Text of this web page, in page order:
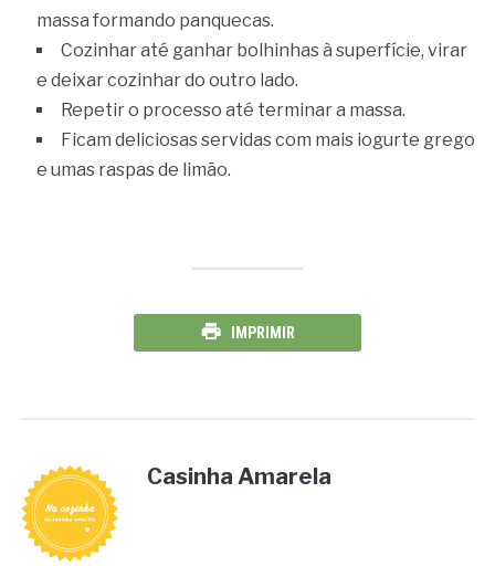
massa formando panquecas.
Cozinhar até ganhar bolhinhas à superfície, virar
e deixar cozinhar do outro lado.
Repetir o processo até terminar a massa.
Ficam deliciosas servidas com mais iogurte grego
e umas raspas de limão.
IMPRIMIR
Casinha Amarela